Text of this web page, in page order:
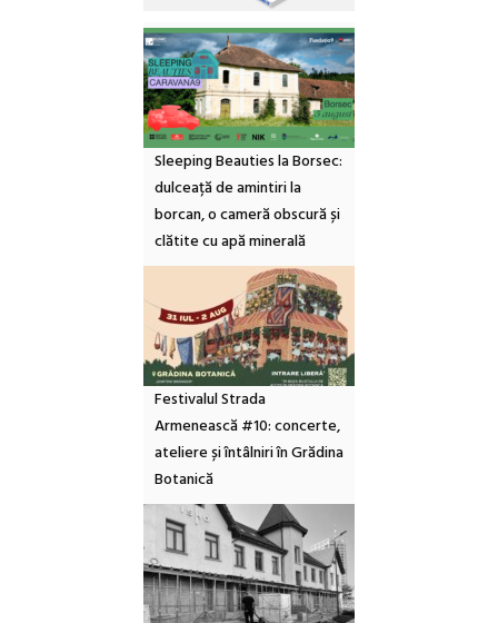
Sleeping Beauties la Borsec:
dulceață de amintiri la
borcan, o cameră obscură și
clătite cu apă minerală
Festivalul Strada
Armenească #10: concerte,
ateliere și întâlniri în Grădina
Botanică